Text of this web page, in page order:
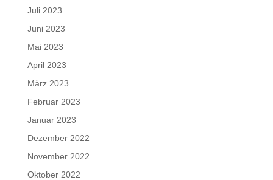
Juli 2023
Juni 2023
Mai 2023
April 2023
März 2023
Februar 2023
Januar 2023
Dezember 2022
November 2022
Oktober 2022